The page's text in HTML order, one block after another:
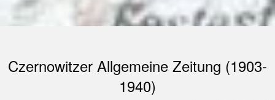
Czernowitzer Allgemeine Zeitung (1903-
1940)